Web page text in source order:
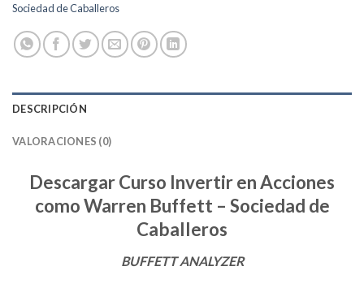
Sociedad de Caballeros
DESCRIPCIÓN
VALORACIONES (0)
Descargar Curso Invertir en Acciones
como Warren Buffett – Sociedad de
Caballeros
BUFFETT ANALYZER